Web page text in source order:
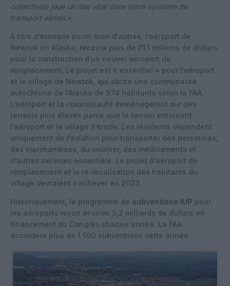
collectivité joue un rôle vital dans notre système de
transport aérien.»
A titre d’exemple parmi bien d’autres, l’aéroport de
Newtok en Alaska, recevra plus de 21,1 millions de dollars
pour la construction d’un nouvel aéroport de
remplacement. Le projet est « essentiel » pour l’aéroport
et le village de Newtok, qui abrite une communauté
autochtone de l’Alaska de 374 habitants selon la FAA.
L’aéroport et la communauté déménageront sur des
terrains plus élevés parce que le terrain entourant
l’aéroport et le village s’érode. Les résidents dépendent
uniquement de l’aviation pour transporter des personnes,
des marchandises, du courrier, des médicaments et
d’autres services essentiels. Le projet d’aéroport de
remplacement et la re-localisation des habitants du
village devraient s’achever en 2023.
Historiquement, le programme de subventions AIP pour
les aéroports reçoit environ 3,2 milliards de dollars en
financement du Congrès chaque année. La FAA
accordera plus de 1 500 subventions cette année.